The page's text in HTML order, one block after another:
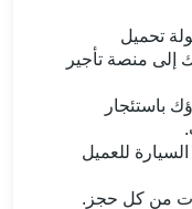
تحميل
إلى منصة تأجير
باستئجار
للعميل
من كل حجز.